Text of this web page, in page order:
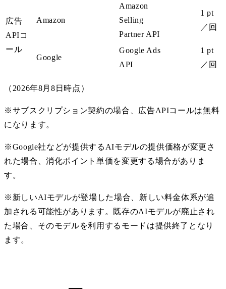
広告
APIコ
ール
Amazon
Amazon
Selling
Partner API
1 pt
／回
Google
Google Ads
API
1 pt
／回
（ 2026年8月8日時点 ）
※サブスクリプション契約の場合、広告APIコールは無料
になります。
※Google社などが提供するAIモデルの提供価格が変更さ
れた場合、消化ポイント単価を変更する場合がありま
す。
※新しいAIモデルが登場した場合、新しい料金体系が追
加される可能性があります。既存のAIモデルが廃止され
た場合、そのモデルを利用するモードは提供終了となり
ます。